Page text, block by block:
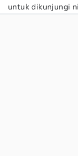
untuk dikunjungi